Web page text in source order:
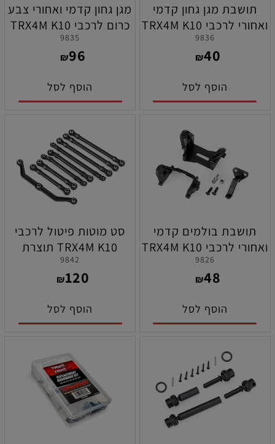
תושבת מגן גחון קדמי
ואחורי לרכבי TRX4M K10
תוצרת טרקסס
9836
₪40
הוסף לסל
מגן גחון קדמי ואחורי צבע
כרום לרכבי TRX4M K10
תוצרת טרקסס
9835
₪96
הוסף לסל
תושבת בולמים קדמי
ואחורי לרכבי TRX4M K10
תוצרת טרקסס
9826
₪48
הוסף לסל
סט מוטות פיטול לרכבי
TRX4M K10 תוצרת
טרקסס
9842
₪120
הוסף לסל